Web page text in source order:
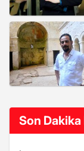
Son